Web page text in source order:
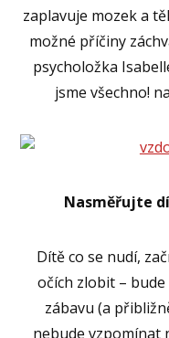
zaplavuje mozek a
možné příčiny
psycholožka
jsme všechno!
Nasměřujte
Dítě co se nudí,
očích zlobit –
zábavu (a
nebude vzpomínat